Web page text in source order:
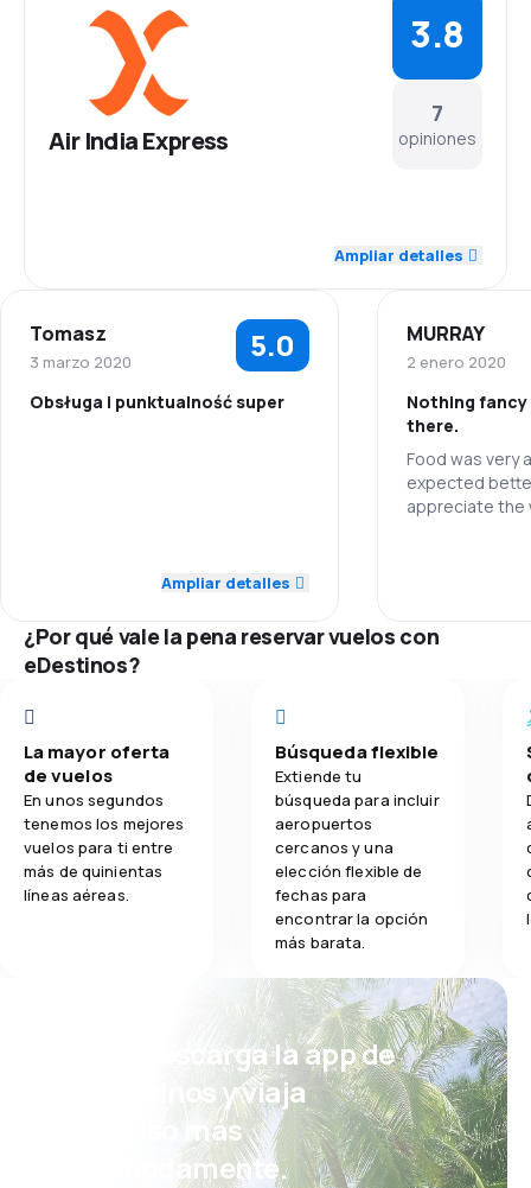
Air India Express
7
opiniones
3.8
Red de vuelos 4.0
Precio de los pasajes 4.0
4.0
Ampliar detalles
Tomasz
3 marzo 2020 5.0
Obsługa i punktualność super
5.0
Precio de los pasajes 5.0
Transporte de equipaje 5.0
Ampliar detalles
MURRAY
2 enero 2020
Nothing
there.
Food was very
expected
appreciate the
Precio de
Comodidad
Transporte
¿Por qué vale la pena reservar vuelos con
eDestinos?
La mayor oferta
de vuelos
En unos segundos
tenemos los mejores
vuelos para ti entre
más de quinientas
líneas aéreas.
Búsqueda flexible
Extiende tu
búsqueda para incluir
aeropuertos
cercanos y una
elección flexible de
fechas para
encontrar la opción
más barata.
¡Eh! Descarga la app de
eDestinos y viaja
incluso más
cómodamente.